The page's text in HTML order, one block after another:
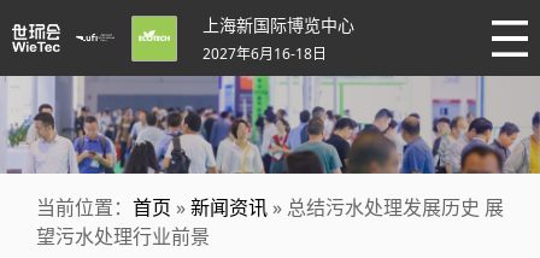
上海新国际博览中心
2027年6月16-18日
当前位置： 首页 »新闻资讯 » 总结污水处理发展历史 展
望污水处理行业前景